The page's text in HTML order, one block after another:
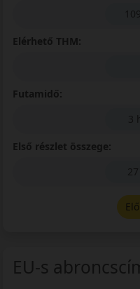
Elérhető THM:
Futamidő:
3
Első részlet összege:
EU-s